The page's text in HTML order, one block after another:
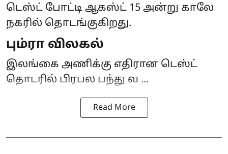
டெஸ்ட் போட்டி ஆகஸ்ட் 15 அன்று காலே
நகரில் தொடங்குகிறது.
பும்ரா விலகல்
இலங்கை அணிக்கு எதிரான டெஸ்ட்
தொடரில் பிரபல பந்து வ ...
Read More